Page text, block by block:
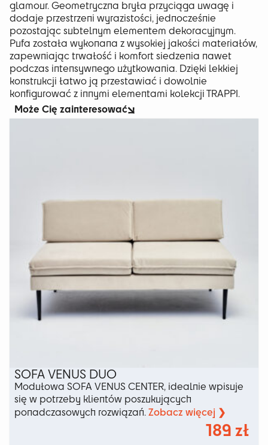
glamour. Geometryczna bryła przyciąga uwagę i
dodaje przestrzeni wyrazistości, jednocześnie
pozostając subtelnym elementem dekoracyjnym.
Pufa została wykonana z wysokiej jakości materiałów,
zapewniając trwałość i komfort siedzenia nawet
podczas intensywnego użytkowania. Dzięki lekkiej
konstrukcji łatwo ją przestawiać i dowolnie
konfigurować z innymi elementami kolekcji TRAPPI.
Może Cię zainteresować
SOFA VENUS DUO
Modułowa SOFA VENUS CENTER, idealnie wpisuje
się w potrzeby klientów poszukujących
ponadczasowych rozwiązań. Zobacz więcej ❯
189 zł